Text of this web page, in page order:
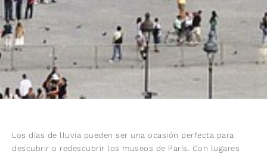
Los días de lluvia pueden ser una ocasión perfecta para
descubrir o redescubrir los museos de París. Con lugares